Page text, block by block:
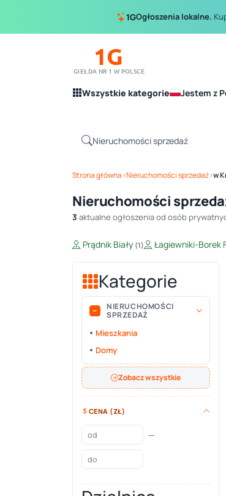
1GOgłoszenia lokalne.
1G
GIEŁDA NR 1 W POLSCE
Wszystkie kategorie Jestem z
Strona główna›Nieruchomości sprzedaż›w
Nieruchomości
3 aktualne ogłoszenia od osób
Prądnik Biały (1) Łagiewniki-Borek
Kategorie
NIERUCHOMOŚCI
SPRZEDAŻ
Mieszkania
Domy
Zobacz wszystkie
CENA (ZŁ)
—